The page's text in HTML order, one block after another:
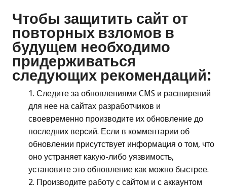
Чтобы защитить сайт от
повторных взломов в
будущем необходимо
придерживаться
следующих рекомендаций:
Следите за обновлениями CMS и расширений
для нее на сайтах разработчиков и
своевременно производите их обновление до
последних версий. Если в комментарии об
обновлении присутствует информация о том, что
оно устраняет какую-либо уязвимость,
установите это обновление как можно быстрее.
Производите работу с сайтом и с аккаунтом